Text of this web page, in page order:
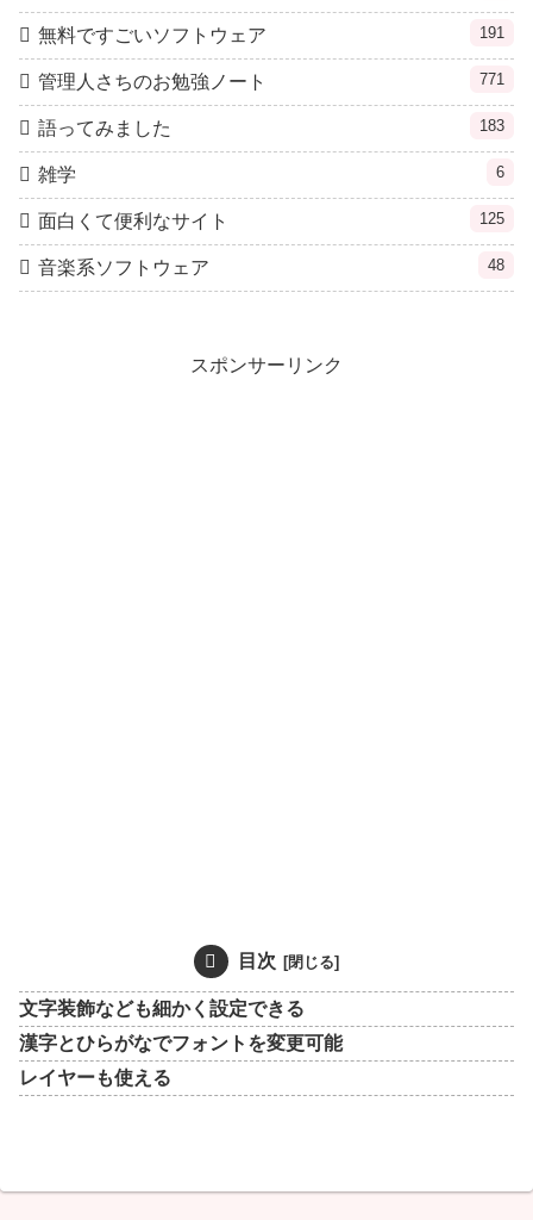
無料ですごいソフトウェア 191
管理人さちのお勉強ノート 771
語ってみました 183
雑学 6
面白くて便利なサイト 125
音楽系ソフトウェア 48
スポンサーリンク
目次
文字装飾なども細かく設定できる
漢字とひらがなでフォントを変更可能
レイヤーも使える